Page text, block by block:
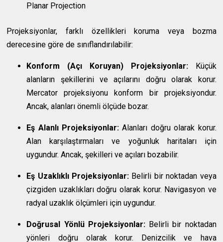
Planar Projection
Projeksiyonlar, farklı özellikleri koruma veya bozma
derecesine göre de sınıflandırılabilir:
Konform (Açı Koruyan) Projeksiyonlar:Küçük
alanların şekillerini ve açılarını doğru olarak korur.
Mercator projeksiyonu konform bir projeksiyondur.
Ancak, alanları önemli ölçüde bozar.
Eş Alanlı Projeksiyonlar: Alanları doğru olarak korur.
Alan karşılaştırmaları ve yoğunluk haritaları için
uygundur. Ancak, şekilleri ve açıları bozabilir.
Eş Uzaklıklı Projeksiyonlar: Belirli bir noktadan veya
çizgiden uzaklıkları doğru olarak korur. Navigasyon ve
radyal uzaklık ölçümleri için uygundur.
Doğrusal Yönlü Projeksiyonlar:Belirli bir noktadan
yönleri doğru olarak korur. Denizcilik ve hava